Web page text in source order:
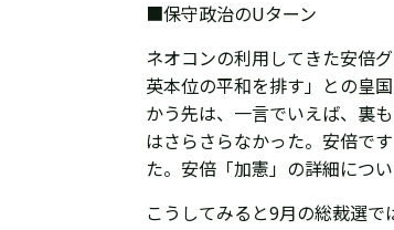
■保守政治のUターン
ネオコンの利用してきた安倍
英本位の平和を排す」との皇
かう先は、一言でいえば、裏
はさらさらなかった。安倍で
た。安倍「加憲」の詳細につい
こうしてみると9月の総裁選